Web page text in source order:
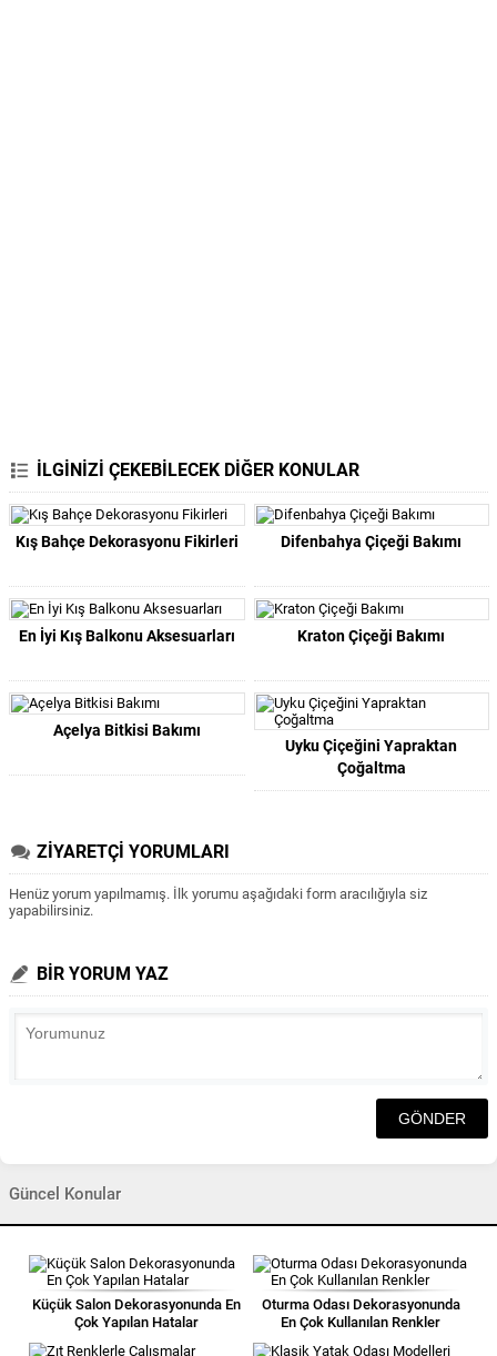
İLGİNİZİ ÇEKEBİLECEK DİĞER KONULAR
Kış Bahçe Dekorasyonu Fikirleri Difenbahya Çiçeği Bakımı
En İyi Kış Balkonu Aksesuarları Kraton Çiçeği Bakımı
Açelya Bitkisi Bakımı
Uyku Çiçeğini Yapraktan
Çoğaltma
ZİYARETÇİ YORUMLARI
Henüz yorum yapılmamış. İlk yorumu aşağıdaki form aracılığıyla siz
yapabilirsiniz.
BİR YORUM YAZ
Güncel Konular
Küçük Salon Dekorasyonunda En
Çok Yapılan Hatalar
Oturma Odası Dekorasyonunda
En Çok Kullanılan Renkler